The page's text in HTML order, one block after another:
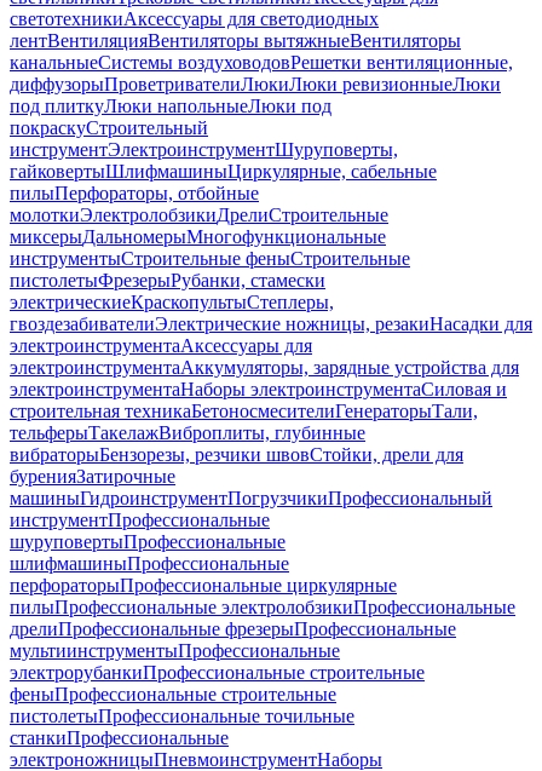
светотехникиАксессуары для светодиодных
лентВентиляцияВентиляторы вытяжныеВентиляторы
канальныеСистемы воздуховодовРешетки вентиляционные,
диффузорыПроветривателиЛюкиЛюки ревизионныеЛюки
под плиткуЛюки напольныеЛюки под
покраскуСтроительный
инструментЭлектроинструментШуруповерты,
гайковертыШлифмашиныЦиркулярные, сабельные
пилыПерфораторы, отбойные
молоткиЭлектролобзикиДрелиСтроительные
миксерыДальномерыМногофункциональные
инструментыСтроительные феныСтроительные
пистолетыФрезерыРубанки, стамески
электрическиеКраскопультыСтеплеры,
гвоздезабивателиЭлектрические ножницы, резакиНасадки для
электроинструментаАксессуары для
электроинструментаАккумуляторы, зарядные устройства для
электроинструментаНаборы электроинструментаСиловая и
строительная техникаБетоносмесителиГенераторыТали,
тельферыТакелажВиброплиты, глубинные
вибраторыБензорезы, резчики швовСтойки, дрели для
буренияЗатирочные
машиныГидроинструментПогрузчикиПрофессиональный
инструментПрофессиональные
шуруповертыПрофессиональные
шлифмашиныПрофессиональные
перфораторыПрофессиональные циркулярные
пилыПрофессиональные электролобзикиПрофессиональные
дрелиПрофессиональные фрезерыПрофессиональные
мультиинструментыПрофессиональные
электрорубанкиПрофессиональные строительные
феныПрофессиональные строительные
пистолетыПрофессиональные точильные
станкиПрофессиональные
электроножницыПневмоинструментНаборы